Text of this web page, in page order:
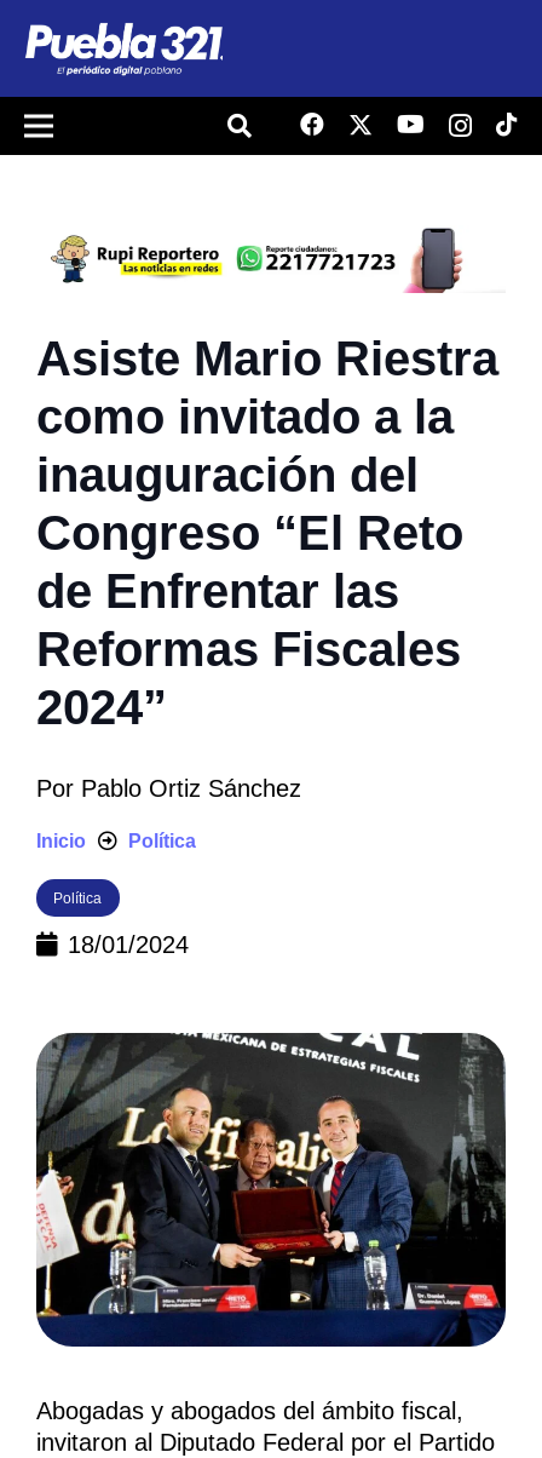
Asiste Mario Riestra
como invitado a la
inauguración del
Congreso “El Reto
de Enfrentar las
Reformas Fiscales
2024”
Por Pablo Ortiz Sánchez
Inicio Política
Política
18/01/2024
Abogadas y abogados del ámbito fiscal,
invitaron al Diputado Federal por el Partido